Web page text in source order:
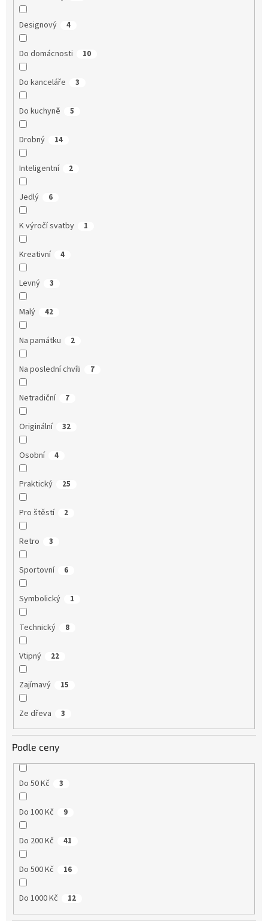
Designový 4
Do domácnosti 10
Do kanceláře 3
Do kuchyně 5
Drobný 14
Inteligentní 2
Jedlý 6
K výročí svatby 1
Kreativní 4
Levný 3
Malý 42
Na památku 2
Na poslední chvíli 7
Netradiční 7
Originální 32
Osobní 4
Praktický 25
Pro štěstí 2
Retro 3
Sportovní 6
Symbolický 1
Technický 8
Vtipný 22
Zajímavý 15
Ze dřeva 3
Podle ceny
Do 50 Kč 3
Do 100 Kč 9
Do 200 Kč 41
Do 500 Kč 16
Do 1000 Kč 12